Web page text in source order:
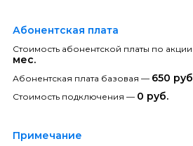
Абонентская плата
Стоимость абонентской платы по
мес.
Абонентская плата базовая — 650
Стоимость подключения — 0 руб.
Примечание